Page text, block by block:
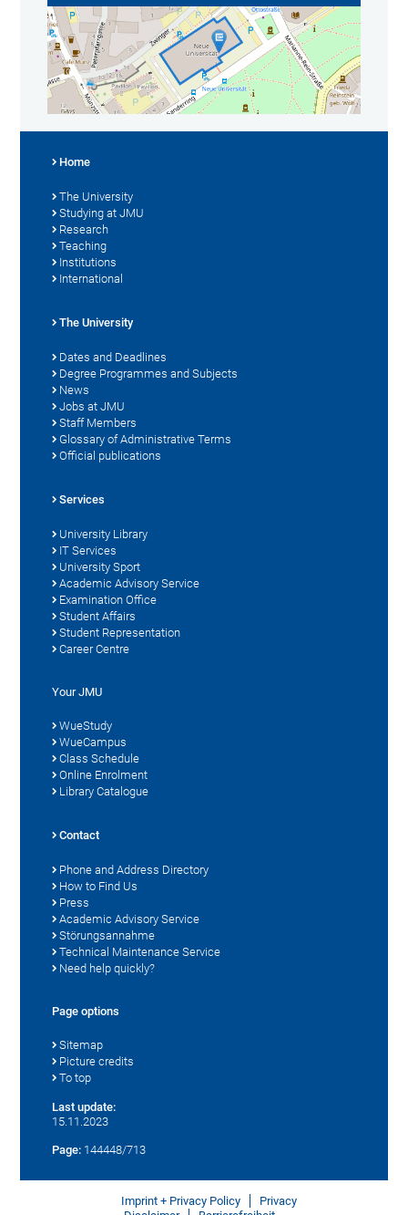
Home
The University
Studying at JMU
Research
Teaching
Institutions
International
The University
Dates and Deadlines
Degree Programmes and Subjects
News
Jobs at JMU
Staff Members
Glossary of Administrative Terms
Official publications
Services
University Library
IT Services
University Sport
Academic Advisory Service
Examination Office
Student Affairs
Student Representation
Career Centre
Your JMU
WueStudy
WueCampus
Class Schedule
Online Enrolment
Library Catalogue
Contact
Phone and Address Directory
How to Find Us
Press
Academic Advisory Service
Störungsannahme
Technical Maintenance Service
Need help quickly?
Page options
Sitemap
Picture credits
To top
Last update:
15.11.2023
Page: 144448/713
Imprint + Privacy Policy
Privacy